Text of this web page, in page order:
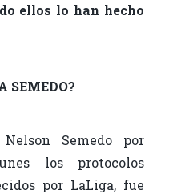
ellos lo han hecho
SEMEDO?
Semedo por
los protocolos
por LaLiga, fue